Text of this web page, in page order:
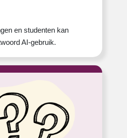
en studenten kan
AI-gebruik.